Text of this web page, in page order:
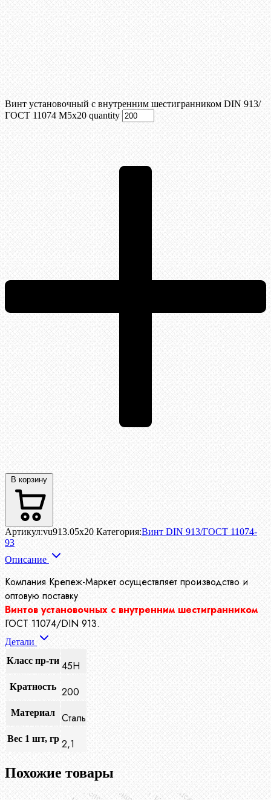
Винт установочный с внутренним шестигранником DIN 913/
ГОСТ 11074 М5x20 quantity
В корзину
Артикул:vu913.05x20 Категория:Винт DIN 913/ГОСТ 11074-
93
Описание
Компания Крепеж-Маркет осуществляет производство и
оптовую поставку
Винтов установочных с внутренним шестигранником
ГОСТ 11074/DIN 913.
Детали
Класс пр-ти 45H
Кратность 200
Материал Сталь
Вес 1 шт, гр 2,1
Похожие товары